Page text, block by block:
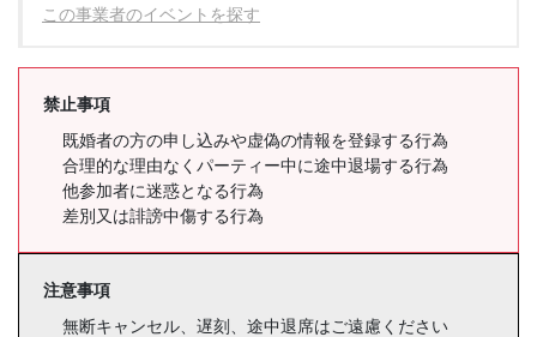
この事業者のイベントを探す
禁止事項
既婚者の方の申し込みや虚偽の情報を登録する行為
合理的な理由なくパーティー中に途中退場する行為
他参加者に迷惑となる行為
差別又は誹謗中傷する行為
注意事項
無断キャンセル、遅刻、途中退席はご遠慮ください